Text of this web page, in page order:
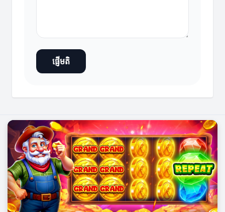
ផ្ញើមតិ